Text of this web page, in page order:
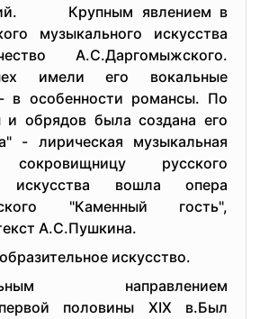
Крупным явлением в
музыкального искусства
А.С.Даргомыжского.
имели его вокальные
в особенности романсы. По
и обрядов была создана его
- лирическая музыкальная
русского
искусства вошла опера
"Каменный гость",
А.С.Пушкина.
искусство.
направлением
половины XIX в.Был